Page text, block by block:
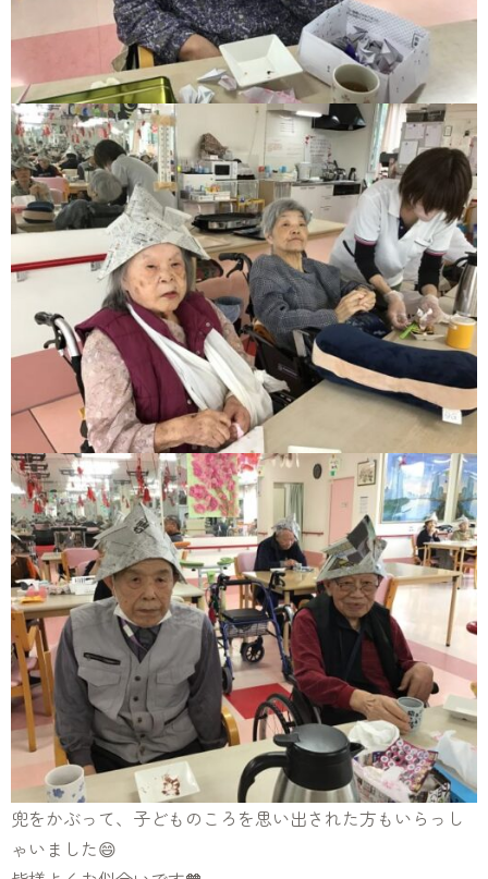
兜をかぶって、子どものころを思い出された方もいらっし
ゃいました😄